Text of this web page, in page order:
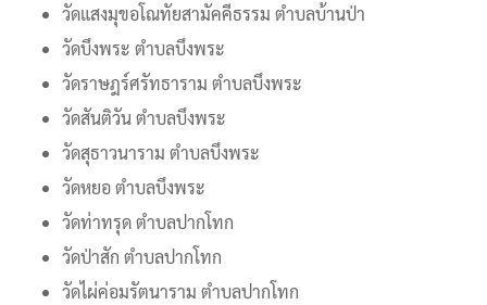
วัดแสงมุขอโณทัยสามัคคีธรรม ตำบลบ้านป่า
วัดบึงพระ ตำบลบึงพระ
วัดราษฎร์ศรัทธาราม ตำบลบึงพระ
วัดสันติวัน ตำบลบึงพระ
วัดสุธาวนาราม ตำบลบึงพระ
วัดหยอ ตำบลบึงพระ
วัดท่าทรุด ตำบลปากโทก
วัดป่าสัก ตำบลปากโทก
วัดไผ่ค่อมรัตนาราม ตำบลปากโทก